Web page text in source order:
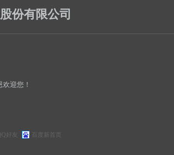
份有限公司
欢迎您 ！
好友 百度新首页